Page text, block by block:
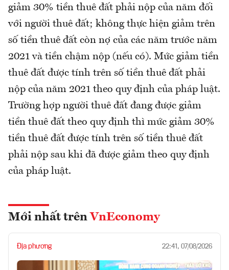
giảm 30% tiền thuê đất phải nộp của năm đối
với người thuê đất; không thực hiện giảm trên
số tiền thuê đất còn nợ của các năm trước năm
2021 và tiền chậm nộp (nếu có). Mức giảm tiền
thuê đất được tính trên số tiền thuê đất phải
nộp của năm 2021 theo quy định của pháp luật.
Trường hợp người thuê đất đang được giảm
tiền thuê đất theo quy định thì mức giảm 30%
tiền thuê đất được tính trên số tiền thuê đất
phải nộp sau khi đã được giảm theo quy định
của pháp luật.
Mới nhất trên VnEconomy
Địa phương 22:41, 07/08/2026